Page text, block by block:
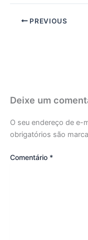
PREVIOUS
Deixe um
O seu endereço de e-
obrigatórios são
Comentário *